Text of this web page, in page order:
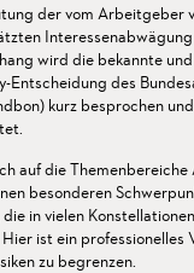
der vom Arbeitgeber
wird die bekannte
Entscheidung des
kurz besprochen
auf die Themenbereiche
besonderen
in vielen
ist ein professionelles
zu begrenzen.